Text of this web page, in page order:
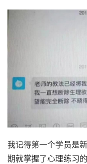
我记得第一个学员是
期就掌握了心理练习